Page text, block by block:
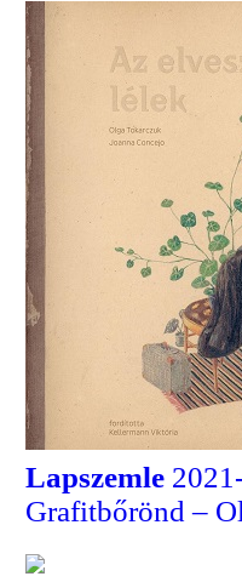
Lapszemle
Grafitbőrönd –